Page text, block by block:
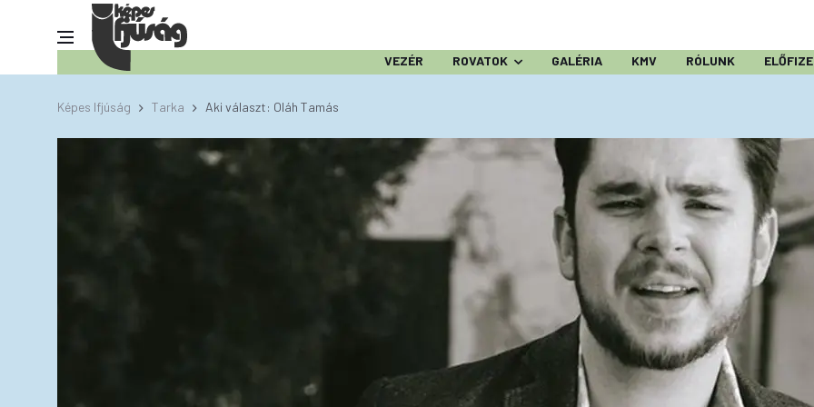
VEZÉR ROVATOK GALÉRIA KMV RÓLUNK
Képes Ifjúság Tarka Aki választ: Oláh Tamás